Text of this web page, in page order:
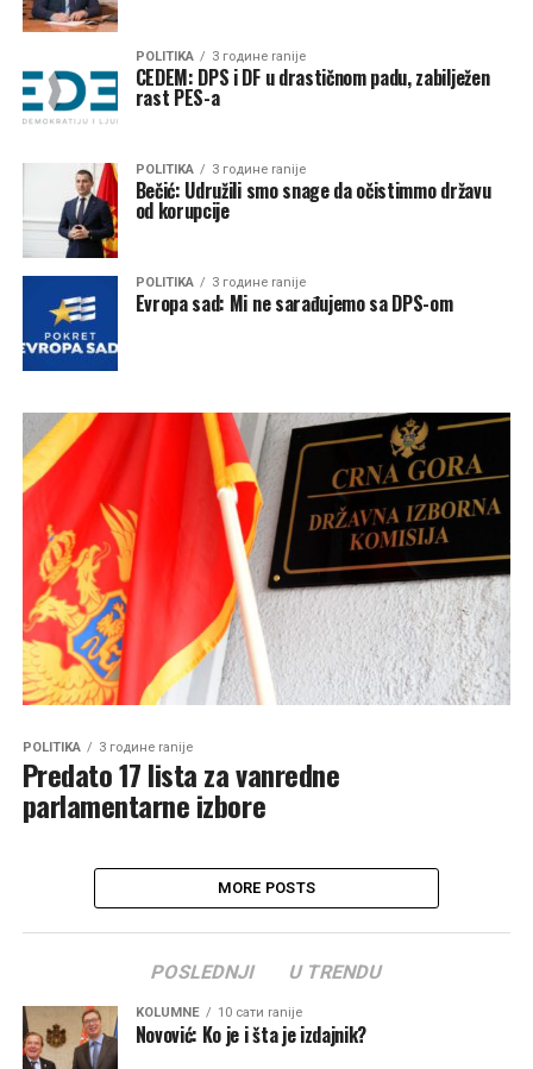
POLITIKA 3 године ranije
CEDEM: DPS i DF u drastičnom padu, zabilježen
rast PES-a
POLITIKA 3 године ranije
Bečić: Udružili smo snage da očistimmo državu
od korupcije
POLITIKA 3 године ranije
Evropa sad: Mi ne sarađujemo sa DPS-om
POLITIKA 3 године ranije
Predato 17 lista za vanredne
parlamentarne izbore
MORE POSTS
POSLEDNJI U TRENDU
KOLUMNE 10 сати ranije
Novović: Ko je i šta je izdajnik?